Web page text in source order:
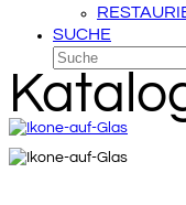
SUCHE
Suche